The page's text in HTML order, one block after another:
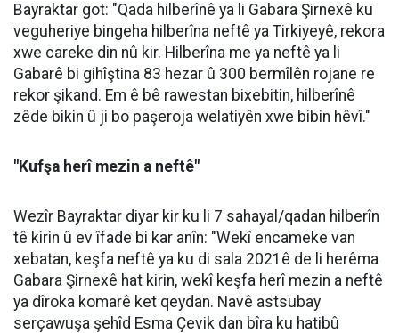
Bayraktar got: "Qada hilberînê ya li Gabara Şirnexê ku
veguheriye bingeha hilberîna neftê ya Tirkiyeyê, rekora
xwe careke din nû kir. Hilberîna me ya neftê ya li
Gabarê bi gihîştina 83 hezar û 300 bermîlên rojane re
rekor şikand. Em ê bê rawestan bixebitin, hilberînê
zêde bikin û ji bo paşeroja welatiyên xwe bibin hêvî."
"Kufşa herî mezin a neftê"
Wezîr Bayraktar diyar kir ku li 7 sahayal/qadan hilberîn
tê kirin û ev îfade bi kar anîn: "Wekî encameke van
xebatan, keşfa neftê ya ku di sala 2021ê de li herêma
Gabara Şirnexê hat kirin, wekî keşfa herî mezin a neftê
ya dîroka komarê ket qeydan. Navê astsubay
serçawuşa şehîd Esma Çevik dan bîra ku hatibû